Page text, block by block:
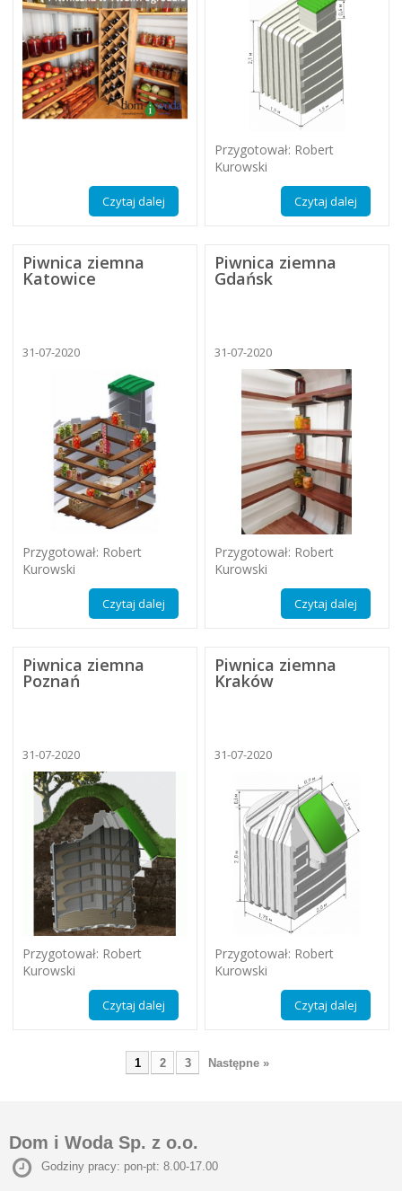
Czytaj dalej
Przygotował: Robert
Kurowski
Czytaj dalej
Piwnica ziemna
Katowice
31-07-2020
Przygotował: Robert
Kurowski
Czytaj dalej
Piwnica ziemna
Gdańsk
31-07-2020
Przygotował: Robert
Kurowski
Czytaj dalej
Piwnica ziemna
Poznań
31-07-2020
Przygotował: Robert
Kurowski
Czytaj dalej
Piwnica ziemna
Kraków
31-07-2020
Przygotował: Robert
Kurowski
Czytaj dalej
1 2 3 Następne »
Dom i Woda Sp. z o.o.
Godziny pracy: pon-pt: 8.00-17.00